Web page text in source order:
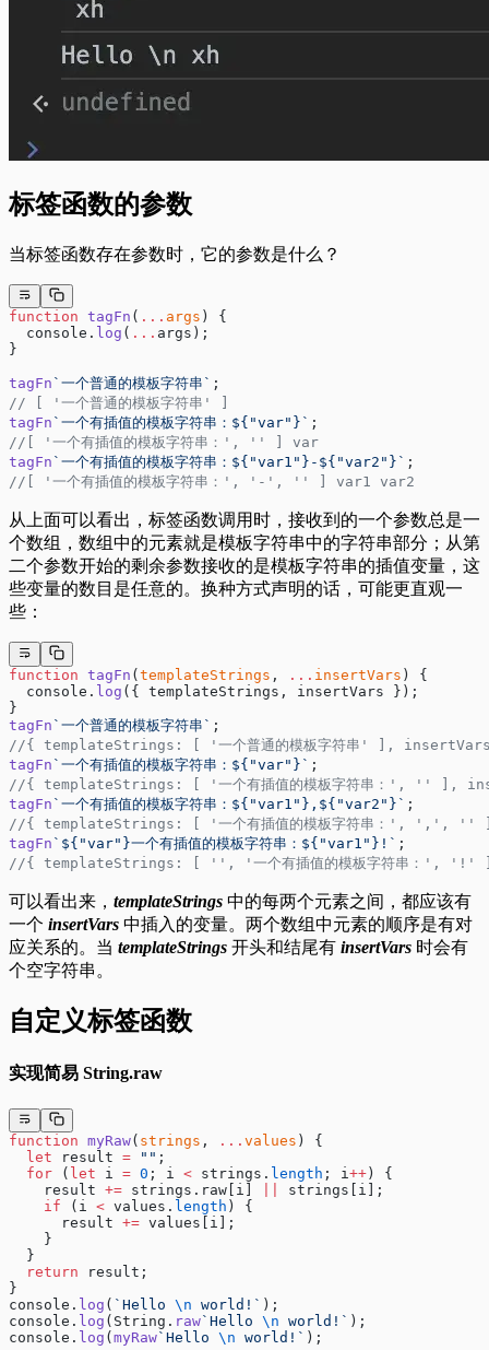
标签函数的参数
当标签函数存在参数时，它的参数是什么？
function tagFn ( ... args ) {
  console.
log ( ... args);
}
tagFn `一个普通的模板字符串` ;
// [ '一个普通的模板字符串' ]
tagFn `一个有插值的模板字符串：${"var"}` ;
//[ '一个有插值的模板字符串：', '' ] var
tagFn `一个有插值的模板字符串：${"var1"}-${"var2"}` ;
//[ '一个有插值的模板字符串：', '-', '' ] var1 var2
从上面可以看出，标签函数调用时，接收到的一个参数总是一
个数组，数组中的元素就是模板字符串中的字符串部分；从第
二个参数开始的剩余参数接收的是模板字符串的插值变量，这
些变量的数目是任意的。换种方式声明的话，可能更直观一
些：
function tagFn (templateStrings , ... insertVars ) {
  console.
log ({ templateStrings, insertVars });
}
tagFn `一个普通的模板字符串` ;
//{ templateStrings: [ '一个普通的模板字符串' ],
tagFn `一个有插值的模板字符串：${"var"}` ;
//{ templateStrings: [ '一个有插值的模板字符串：', ''
tagFn `一个有插值的模板字符串：${"var1"},${"var2"}` ;
//{ templateStrings: [ '一个有插值的模板字符串：',
tagFn `${"var"}一个有插值的模板字符串：${"var1"}!` ;
//{ templateStrings: [ '', '一个有插值的模板字符串
可以看出来， templateStrings 中的每两个元素之间，都应该有
一个 insertVars 中插入的变量。两个数组中元素的顺序是有对
应关系的。当 templateStrings 开头和结尾有 insertVars 时会有
个空字符串。
自定义标签函数
实现简易 String.raw
function myRaw( strings , ... values ) {
  let
result = "" ;
  for
( let i = 0 ; i < strings. length ; i++ ) {
    result
+= strings.raw[i]
strings[i];
    if
(i < values. length ) {
      result
+= values[i];
    }
  }
  return
result;
}
console. log ( `Hello \n world!` );
console. log (String. raw`Hello \n world!` );
console. log ( myRaw`Hello \n world!` );